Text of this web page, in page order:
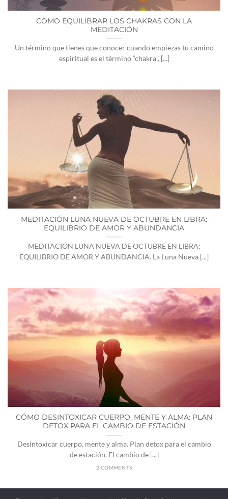
COMO EQUILIBRAR LOS CHAKRAS CON LA
MEDITACIÓN
Un término que tienes que conocer cuando empiezas tu camino
espiritual es el término “chakra”, [...]
MEDITACIÓN LUNA NUEVA DE OCTUBRE EN LIBRA:
EQUILIBRIO DE AMOR Y ABUNDANCIA
MEDITACIÓN LUNA NUEVA DE OCTUBRE EN LIBRA:
EQUILIBRIO DE AMOR Y ABUNDANCIA. La Luna Nueva [...]
CÓMO DESINTOXICAR CUERPO, MENTE Y ALMA: PLAN
DETOX PARA EL CAMBIO DE ESTACIÓN
Desintoxicar cuerpo, mente y alma. Plan detox para el cambio
de estación. El cambio de [...]
2 COMMENTS